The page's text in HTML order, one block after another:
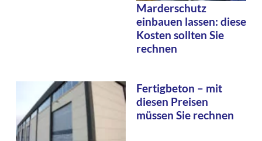
Marderschutz
einbauen lassen: diese
Kosten sollten Sie
rechnen
Fertigbeton – mit
diesen Preisen
müssen Sie rechnen